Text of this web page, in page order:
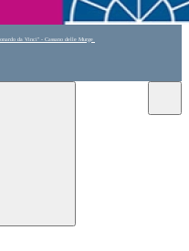
da Vinci" - Cassano delle Murge